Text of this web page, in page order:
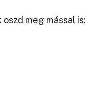
meg mással is: